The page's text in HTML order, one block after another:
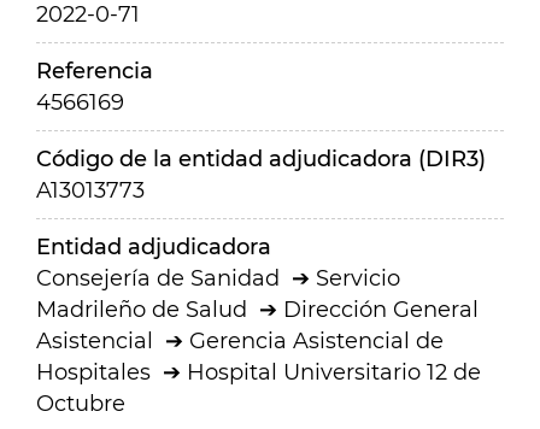
2022-0-71
Referencia
4566169
Código de la entidad adjudicadora (DIR3)
A13013773
Entidad adjudicadora
Consejería de Sanidad
Servicio
Madrileño de Salud
Dirección General
Asistencial
Gerencia Asistencial de
Hospitales
Hospital Universitario 12 de
Octubre